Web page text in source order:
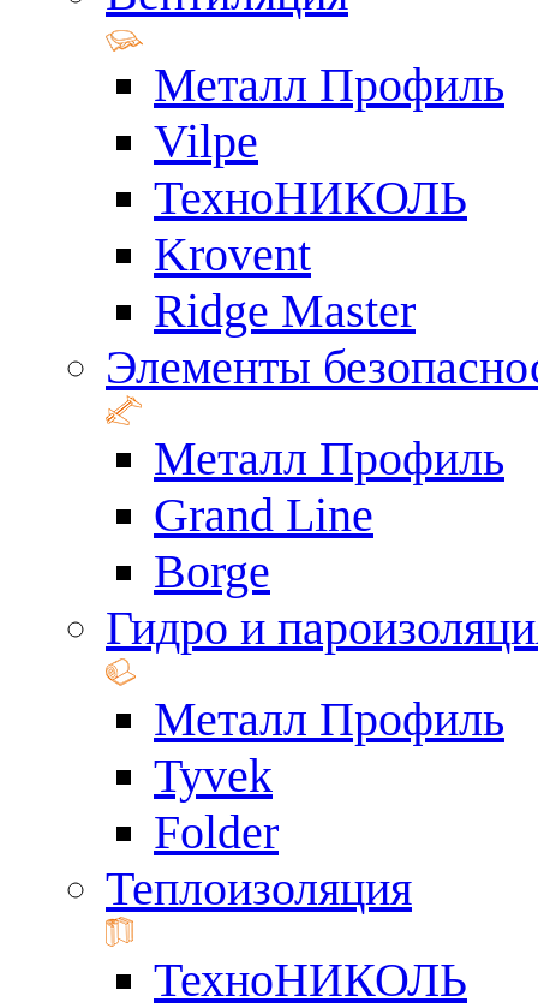
Металл Профиль
Vilpe
ТехноНИКОЛЬ
Krovent
Ridge Master
Элементы
Металл Профиль
Grand Line
Borge
Гидро и
Металл Профиль
Tyvek
Folder
Теплоизоляция
ТехноНИКОЛЬ